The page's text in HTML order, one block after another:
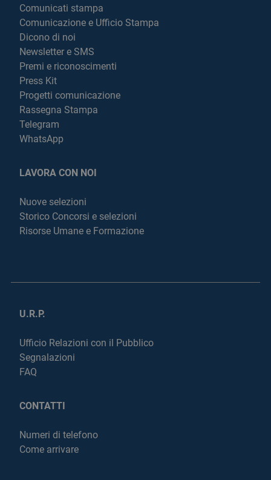
Comunicati stampa
Comunicazione e Ufficio Stampa
Dicono di noi
Newsletter e SMS
Premi e riconoscimenti
Press Kit
Progetti comunicazione
Rassegna Stampa
Telegram
WhatsApp
LAVORA CON NOI
Nuove selezioni
Storico Concorsi e selezioni
Risorse Umane e Formazione
U.R.P.
Ufficio Relazioni con il Pubblico
Segnalazioni
FAQ
CONTATTI
Numeri di telefono
Come arrivare